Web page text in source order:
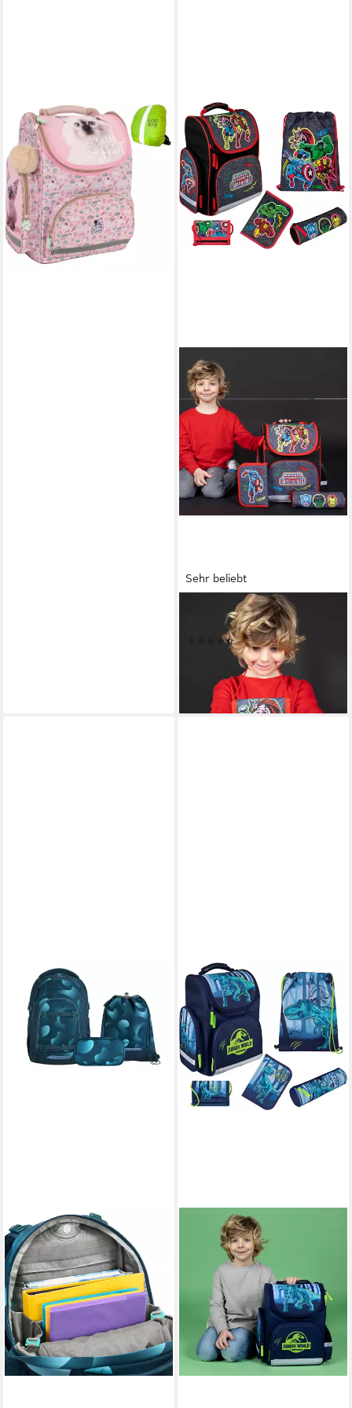
GOLDKIDS
Schulranzen Schulrucksack
Teenager (Kinderrucksack für,
Jungen und Mädchen), mit
Regenschutz
58,50 €
lieferbar - in 2-3 Werktagen bei dir
Sehr beliebt
UNDERCOVER
Schulranzen Clou (Set, 5-tlg)
(22)
lieferbar - in 1-2 Werktagen bei dir
+1